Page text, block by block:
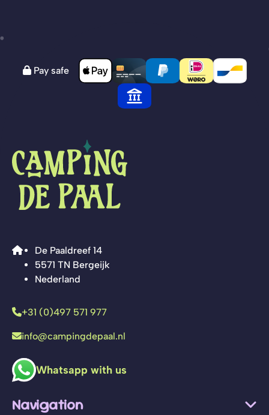
Pay safe
De Paaldreef 14
5571 TN Bergeijk
Nederland
+31 (0)497 571 977
info@campingdepaal.nl
Whatsapp with us
Navigation